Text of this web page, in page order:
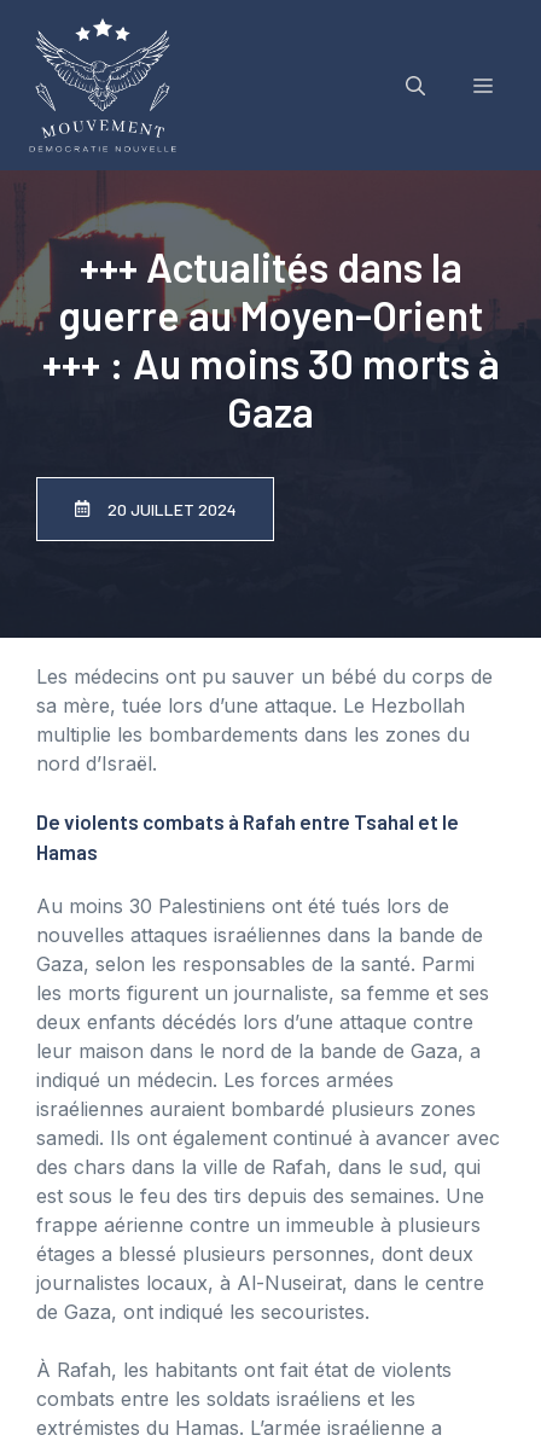
contenu
Menu
+++ Actualités dans la
guerre au Moyen-Orient
+++ : Au moins 30 morts à
Gaza
20 JUILLET 2024
Les médecins ont pu sauver un bébé du corps de
sa mère, tuée lors d’une attaque. Le Hezbollah
multiplie les bombardements dans les zones du
nord d’Israël.
De violents combats à Rafah entre Tsahal et le
Hamas
Au moins 30 Palestiniens ont été tués lors de
nouvelles attaques israéliennes dans la bande de
Gaza, selon les responsables de la santé. Parmi
les morts figurent un journaliste, sa femme et ses
deux enfants décédés lors d’une attaque contre
leur maison dans le nord de la bande de Gaza, a
indiqué un médecin. Les forces armées
israéliennes auraient bombardé plusieurs zones
samedi. Ils ont également continué à avancer avec
des chars dans la ville de Rafah, dans le sud, qui
est sous le feu des tirs depuis des semaines. Une
frappe aérienne contre un immeuble à plusieurs
étages a blessé plusieurs personnes, dont deux
journalistes locaux, à Al-Nuseirat, dans le centre
de Gaza, ont indiqué les secouristes.
À Rafah, les habitants ont fait état de violents
combats entre les soldats israéliens et les
extrémistes du Hamas. L’armée israélienne a